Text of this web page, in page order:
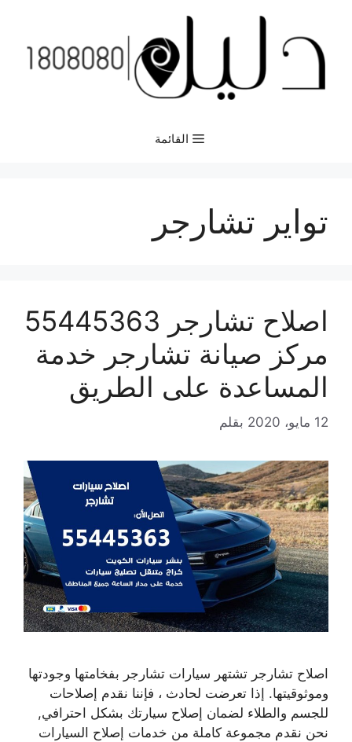
المحتوى
القائمة
تواير تشارجر
اصلاح تشارجر 55445363
مركز صيانة تشارجر خدمة
المساعدة على الطريق
12 مايو، 2020 بقلم
اصلاح تشارجر تشتهر سيارات تشارجر بفخامتها وجودتها
وموثوقيتها. إذا تعرضت لحادث ، فإننا نقدم إصلاحات
للجسم والطلاء لضمان إصلاح سيارتك بشكل احترافي,
نحن نقدم مجموعة كاملة من خدمات إصلاح السيارات